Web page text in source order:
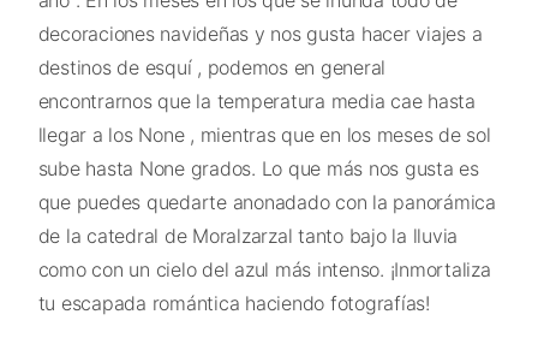
decoraciones navideñas y nos gusta hacer viajes a
destinos de esquí , podemos en general
encontrarnos que la temperatura media cae hasta
llegar a los None , mientras que en los meses de sol
sube hasta None grados. Lo que más nos gusta es
que puedes quedarte anonadado con la panorámica
de la catedral de Moralzarzal tanto bajo la lluvia
como con un cielo del azul más intenso. ¡Inmortaliza
tu escapada romántica haciendo fotografías!